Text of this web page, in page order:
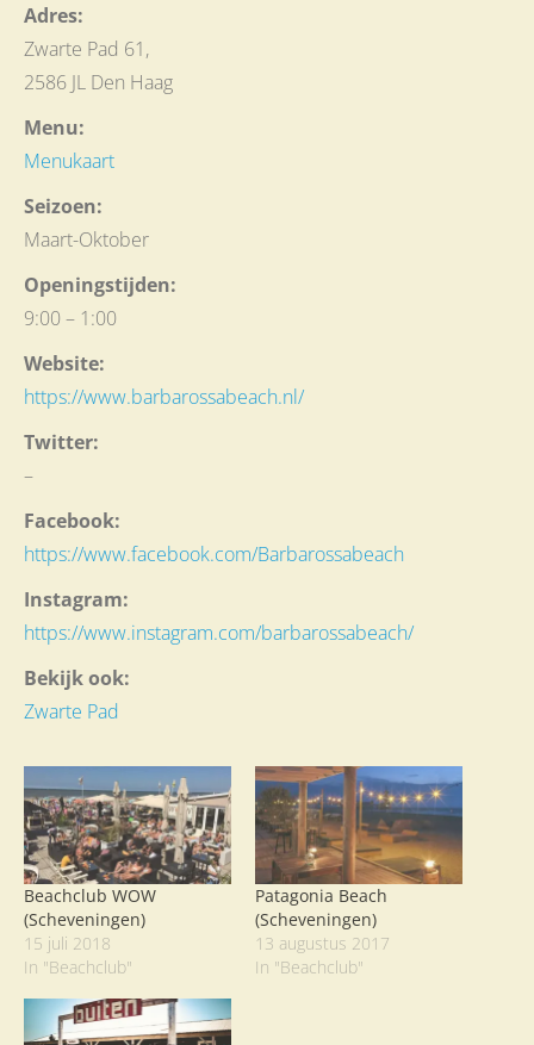
Adres:
Zwarte Pad 61,
2586 JL Den Haag
Menu:
Menukaart
Seizoen:
Maart-Oktober
Openingstijden:
9:00 – 1:00
Website:
https://www.barbarossabeach.nl/
Twitter:
–
Facebook:
https://www.facebook.com/Barbarossabeach
Instagram:
https://www.instagram.com/barbarossabeach/
Bekijk ook:
Zwarte Pad
Beachclub WOW
(Scheveningen)
15 juli 2018
In "Beachclub"
Patagonia Beach
(Scheveningen)
13 augustus 2017
In "Beachclub"